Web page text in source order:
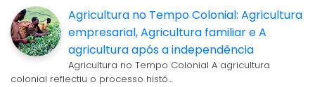
Agricultura no Tempo Colonial: Agricultura
empresarial, Agricultura familiar e A
agricultura após a independência
Agricultura no Tempo Colonial A agricultura
colonial reflectiu o processo histó…